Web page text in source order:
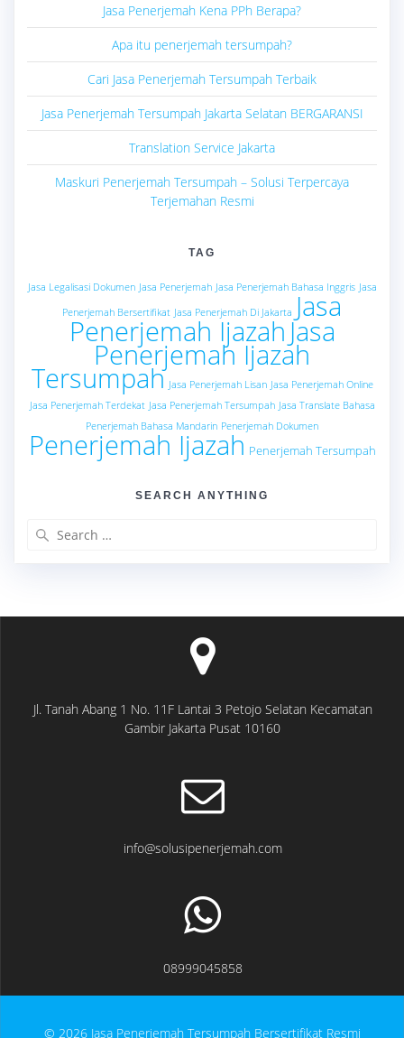
Jasa Penerjemah Kena PPh Berapa?
Apa itu penerjemah tersumpah?
Cari Jasa Penerjemah Tersumpah Terbaik
Jasa Penerjemah Tersumpah Jakarta Selatan BERGARANSI
Translation Service Jakarta
Maskuri Penerjemah Tersumpah – Solusi Terpercaya
Terjemahan Resmi
TAG
Jasa Legalisasi Dokumen Jasa Penerjemah Jasa Penerjemah Bahasa Inggris Jasa
Penerjemah Bersertifikat Jasa Penerjemah Di Jakarta Jasa
Penerjemah Ijazah Jasa
Penerjemah Ijazah
Tersumpah Jasa Penerjemah Lisan Jasa Penerjemah Online
Jasa Penerjemah Terdekat Jasa Penerjemah Tersumpah Jasa Translate Bahasa
Penerjemah Bahasa Mandarin Penerjemah Dokumen
Penerjemah Ijazah Penerjemah Tersumpah
SEARCH ANYTHING
Jl. Tanah Abang 1 No. 11F Lantai 3 Petojo Selatan Kecamatan
Gambir Jakarta Pusat 10160
info@solusipenerjemah.com
08999045858
© 2026 Jasa Penerjemah Tersumpah Bersertifikat Resmi